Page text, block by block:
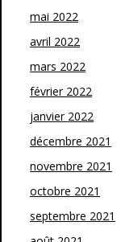
mai 2022
avril 2022
mars 2022
février 2022
janvier 2022
décembre 2021
novembre 2021
octobre 2021
septembre 2021